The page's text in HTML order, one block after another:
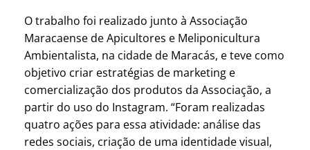
O trabalho foi realizado junto à Associação
Maracaense de Apicultores e Meliponicultura
Ambientalista, na cidade de Maracás, e teve como
objetivo criar estratégias de marketing e
comercialização dos produtos da Associação, a
partir do uso do Instagram. “Foram realizadas
quatro ações para essa atividade: análise das
redes sociais, criação de uma identidade visual,